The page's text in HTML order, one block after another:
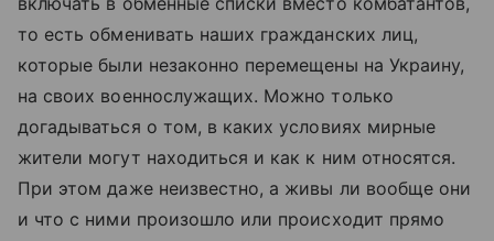
то есть обменивать наших гражданских лиц,
которые были незаконно перемещены на Украину,
на своих военнослужащих. Можно только
догадываться о том, в каких условиях мирные
жители могут находиться и как к ним относятся.
При этом даже неизвестно, а живы ли вообще они
и что с ними произошло или происходит прямо